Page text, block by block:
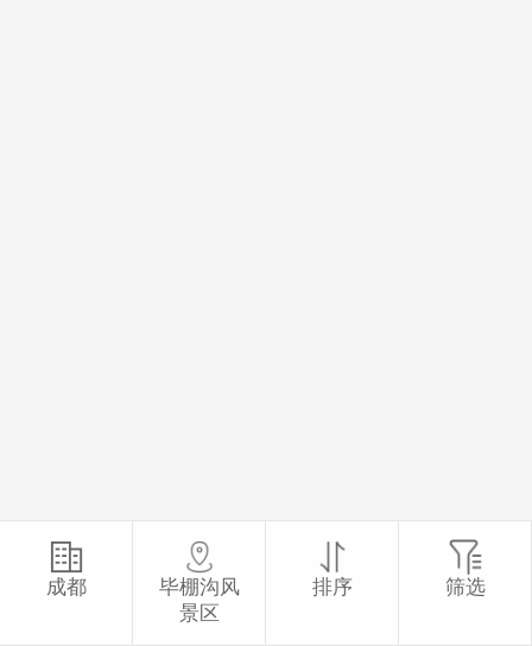
成都
毕棚沟风
景区
排序 筛选